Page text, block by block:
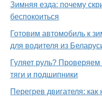
Зимняя езда: почему
беспокоиться
Готовим автомобиль к
для водителя из
Гуляет руль?
тяги и подшипники
Перегрев двигателя: как